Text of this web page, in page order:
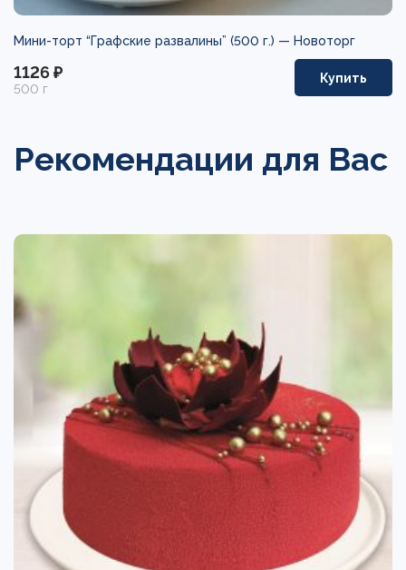
Мини-торт “Графские развалины” (500 г.) — Новоторг
1126 ₽
500 г
Купить
Рекомендации для Вас